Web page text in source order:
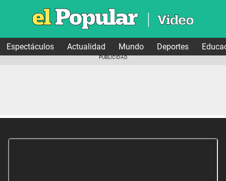
Espectáculos Actualidad Mundo Deportes